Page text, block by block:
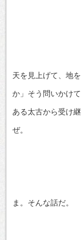
天を見上げて、地
か」そう問いかけ
ある太古から受け
ぜ。
ま。そんな話だ。